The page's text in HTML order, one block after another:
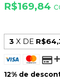
R$169,84
3 X DE
12% de